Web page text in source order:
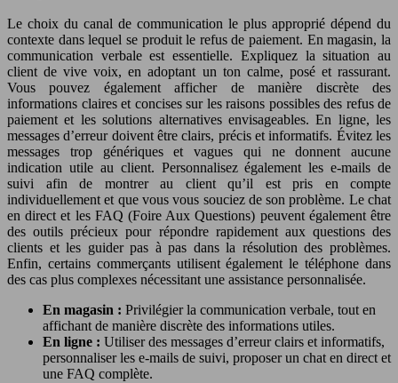
Le choix du canal de communication le plus approprié dépend du
contexte dans lequel se produit le refus de paiement. En magasin, la
communication verbale est essentielle. Expliquez la situation au
client de vive voix, en adoptant un ton calme, posé et rassurant.
Vous pouvez également afficher de manière discrète des
informations claires et concises sur les raisons possibles des refus de
paiement et les solutions alternatives envisageables. En ligne, les
messages d’erreur doivent être clairs, précis et informatifs. Évitez les
messages trop génériques et vagues qui ne donnent aucune
indication utile au client. Personnalisez également les e-mails de
suivi afin de montrer au client qu’il est pris en compte
individuellement et que vous vous souciez de son problème. Le chat
en direct et les FAQ (Foire Aux Questions) peuvent également être
des outils précieux pour répondre rapidement aux questions des
clients et les guider pas à pas dans la résolution des problèmes.
Enfin, certains commerçants utilisent également le téléphone dans
des cas plus complexes nécessitant une assistance personnalisée.
En magasin : Privilégier la communication verbale, tout en
affichant de manière discrète des informations utiles.
En ligne : Utiliser des messages d’erreur clairs et informatifs,
personnaliser les e-mails de suivi, proposer un chat en direct et
une FAQ complète.